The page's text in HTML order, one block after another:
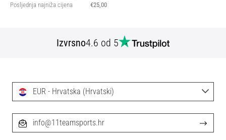
Posljednja najniža cijena €25,00
Izvrsno4.6 od 5
EUR - Hrvatska (Hrvatski)
info@11teamsports.hr